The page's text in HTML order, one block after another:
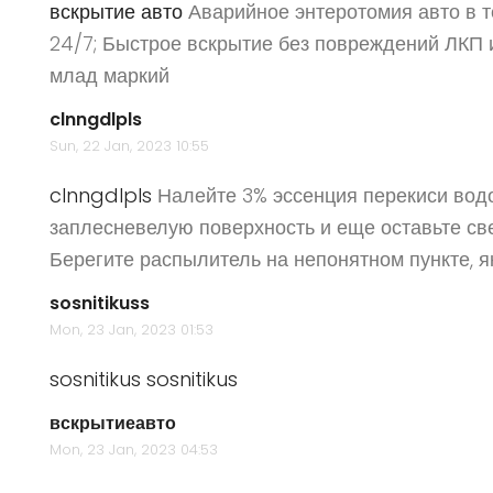
вскрытие авто Аварийное энтеротомия авто в
24/7; Быстрое вскрытие без повреждений ЛКП
млад маркий
clnngdlpls
Sun, 22 Jan, 2023 10:55
clnngdlpls Налейте 3% эссенция перекиси
заплесневелую поверхность и еще оставьте
Берегите распылитель на непонятном пункте,
sosnitikuss
Mon, 23 Jan, 2023 01:53
sosnitikus sosnitikus
вскрытиеавто
Mon, 23 Jan, 2023 04:53